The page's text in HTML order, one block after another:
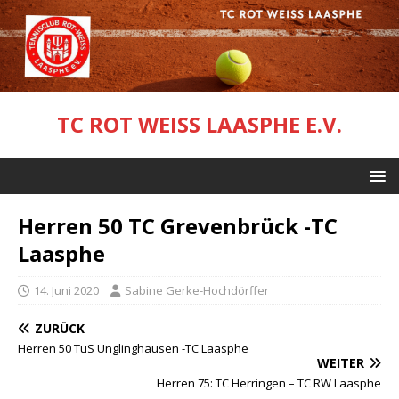
TC ROT WEISS LAASPHE E.V.
Herren 50 TC Grevenbrück -TC
Laasphe
14. Juni 2020 Sabine Gerke-Hochdörffer
ZURÜCK
Herren 50 TuS Unglinghausen -TC Laasphe
WEITER
Herren 75: TC Herringen – TC RW Laasphe